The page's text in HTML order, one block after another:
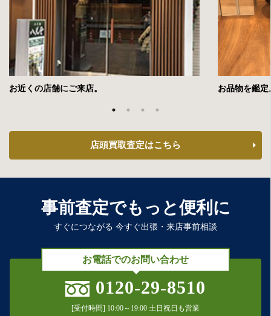
お近くの店舗にご来店。 お品物を鑑定
店頭買取査定はこちら
事前査定でもっと便利に
すぐにつながる 今すぐ出張・来店事前相談
お電話でのお問い合わせ
0120-29-8510
[受付時間] 10:00～19:00 土日祝日も営業